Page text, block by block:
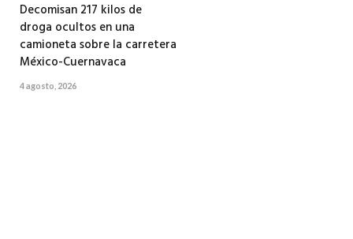
Decomisan 217 kilos de
droga ocultos en una
camioneta sobre la carretera
México-Cuernavaca
4 agosto, 2026